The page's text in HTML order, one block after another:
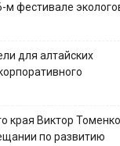
м фестивале
для алтайских
края Виктор Томенко
по развитию